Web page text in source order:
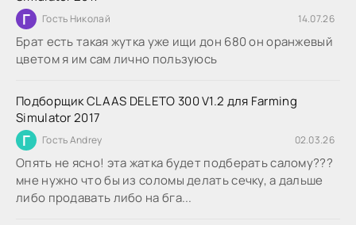
Г Гость Николай 14.07.26
Брат есть такая жутка уже ищи дон 680 он оранжевый
цветом я им сам лично пользуюсь
Подборщик CLAAS DELETO 300 V1.2 для Farming
Simulator 2017
Г Гость Andrey 02.03.26
Опять не ясно! эта жатка будет подберать салому???
мне нужно что бы из соломы делать сечку, а дальше
либо продавать либо на бга...